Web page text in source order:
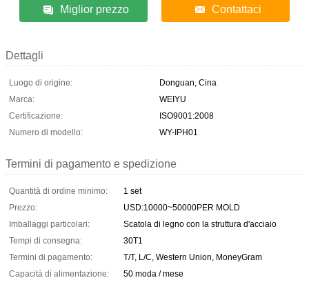
Miglior prezzo Contattaci
Dettagli
Luogo di origine:
Donguan, Cina
Marca:
WEIYU
Certificazione:
ISO9001:2008
Numero di modello:
WY-IPH01
Termini di pagamento e spedizione
Quantità di ordine minimo:
1 set
Prezzo:
USD:10000~50000PER MOLD
Imballaggi particolari:
Scatola di legno con la struttura d'acciaio
Tempi di consegna:
30T1
Termini di pagamento:
T/T, L/C, Western Union, MoneyGram
Capacità di alimentazione:
50 moda / mese